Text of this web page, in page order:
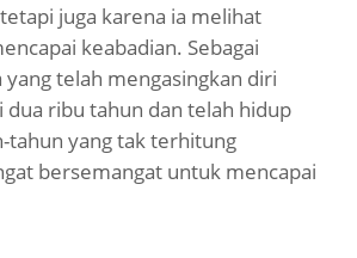
juga karena ia melihat
keabadian. Sebagai
telah mengasingkan diri
dua ribu tahun dan telah hidup
tahun yang tak terhitung
bersemangat untuk mencapai